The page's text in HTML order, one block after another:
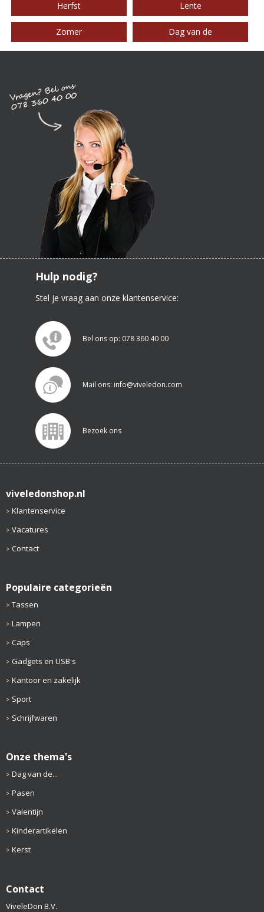
Herfst Lente
Zomer Dag van de
Hulp nodig?
Stel je vraag aan onze klantenservice:
Bel ons op: 078 360 40 00
Mail ons: info@viveledon.com
Bezoek ons
viveledonshop.nl
Klantenservice
Vacatures
Contact
Populaire categorieën
Tassen
Lampen
Caps
Gadgets en USB's
Kantoor en zakelijk
Sport
Schrijfwaren
Onze thema's
Dag van de...
Pasen
Valentijn
Kinderartikelen
Kerst
Contact
ViveleDon B.V.